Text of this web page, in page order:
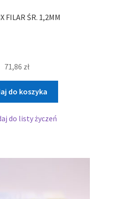
FILAR ŚR. 1,2MM
71,86 zł
do koszyka
do listy życzeń